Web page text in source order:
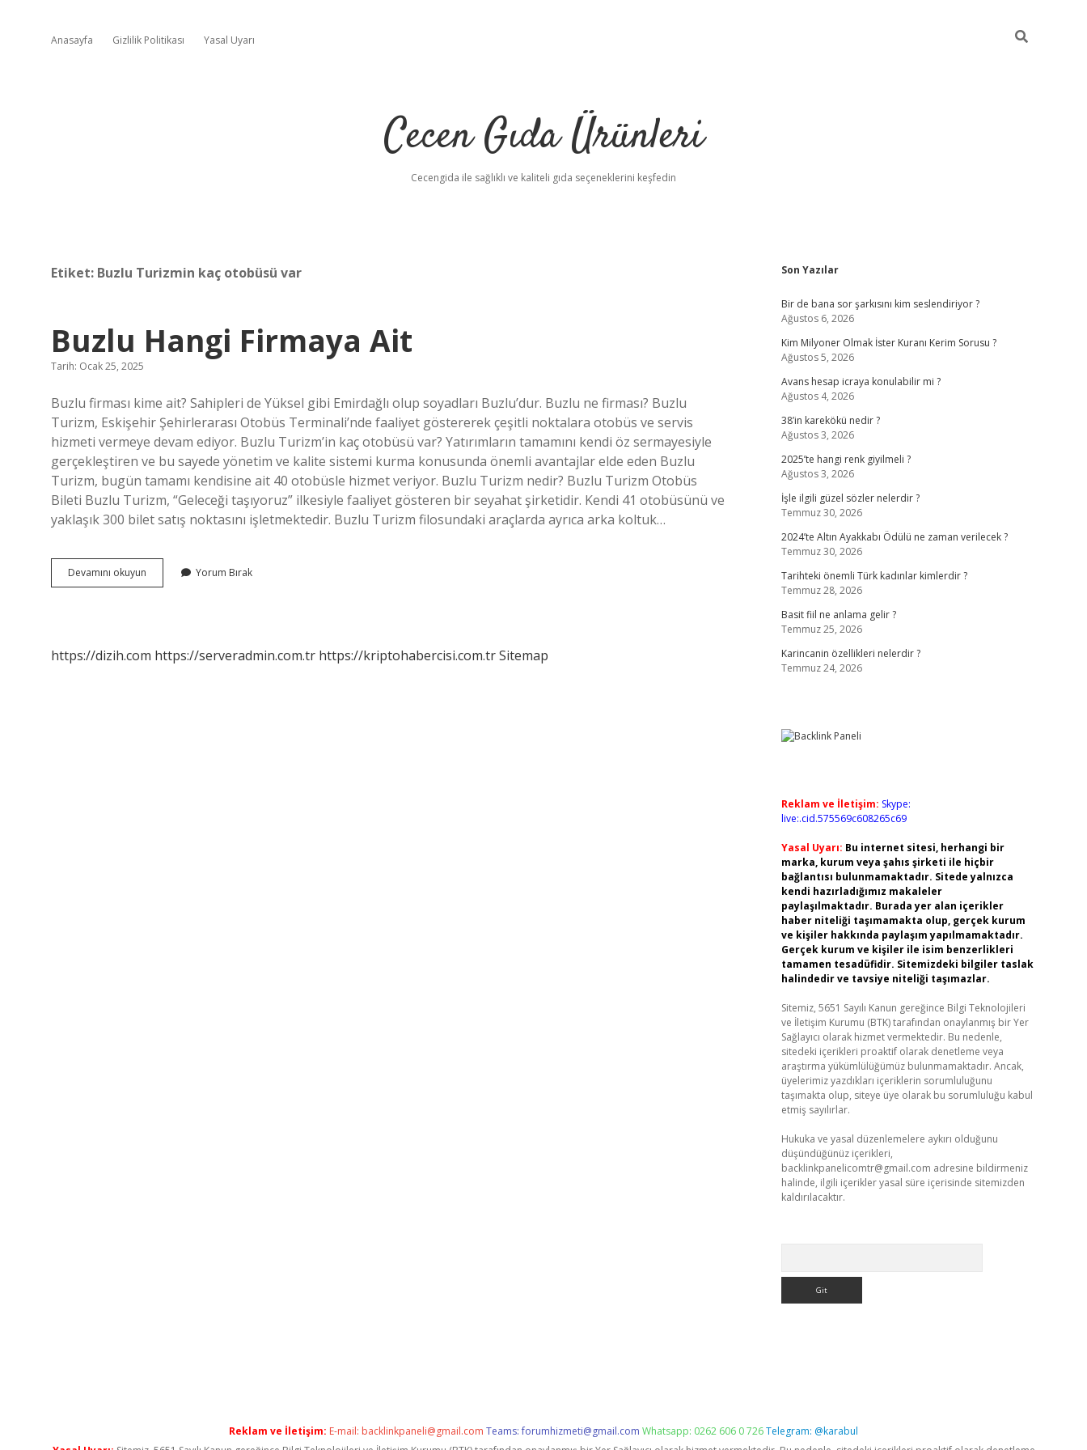
Anasayfa Gizlilik Politikası Yasal Uyarı
Cecen Gıda Ürünleri
Cecengida ile sağlıklı ve kaliteli gıda seçeneklerini keşfedin
Etiket: Buzlu Turizmin kaç otobüsü var
Buzlu Hangi Firmaya Ait
Tarih: Ocak 25, 2025
Buzlu firması kime ait? Sahipleri de Yüksel gibi Emirdağlı olup soyadları Buzlu’dur. Buzlu ne firması? Buzlu
Turizm, Eskişehir Şehirlerarası Otobüs Terminali’nde faaliyet göstererek çeşitli noktalara otobüs ve servis
hizmeti vermeye devam ediyor. Buzlu Turizm’in kaç otobüsü var? Yatırımların tamamını kendi öz sermayesiyle
gerçekleştiren ve bu sayede yönetim ve kalite sistemi kurma konusunda önemli avantajlar elde eden Buzlu
Turizm, bugün tamamı kendisine ait 40 otobüsle hizmet veriyor. Buzlu Turizm nedir? Buzlu Turizm Otobüs
Bileti Buzlu Turizm, “Geleceği taşıyoruz” ilkesiyle faaliyet gösteren bir seyahat şirketidir. Kendi 41 otobüsünü ve
yaklaşık 300 bilet satış noktasını işletmektedir. Buzlu Turizm filosundaki araçlarda ayrıca arka koltuk…
Devamını okuyun
Hangi
Yorum Bırak
https://dizih.com https://serveradmin.com.tr https://kriptohabercisi.com.trSitemap
Sidebar
Son Yazılar
Bir de bana sor şarkısını kim seslendiriyor ?
Ağustos 6, 2026
Kim Milyoner Olmak İster Kuranı Kerim Sorusu ?
Ağustos 5, 2026
Avans hesap icraya konulabilir mi ?
Ağustos 4, 2026
38’in karekökü nedir ?
Ağustos 3, 2026
2025’te hangi renk giyilmeli ?
Ağustos 3, 2026
İşle ilgili güzel sözler nelerdir ?
Temmuz 30, 2026
2024’te Altın Ayakkabı Ödülü ne zaman verilecek ?
Temmuz 30, 2026
Tarihteki önemli Türk kadınlar kimlerdir ?
Temmuz 28, 2026
Basit fiil ne anlama gelir ?
Temmuz 25, 2026
Karincanin özellikleri nelerdir ?
Temmuz 24, 2026
Reklam ve İletişim: Skype:
live:.cid.575569c608265c69
Yasal Uyarı: Bu internet sitesi, herhangi bir
marka, kurum veya şahıs şirketi ile hiçbir
bağlantısı bulunmamaktadır. Sitede yalnızca
kendi hazırladığımız makaleler
paylaşılmaktadır. Burada yer alan içerikler
haber niteliği taşımamakta olup, gerçek kurum
ve kişiler hakkında paylaşım yapılmamaktadır.
Gerçek kurum ve kişiler ile isim benzerlikleri
tamamen tesadüfidir. Sitemizdeki bilgiler taslak
halindedir ve tavsiye niteliği taşımazlar.
Sitemiz, 5651 Sayılı Kanun gereğince Bilgi Teknolojileri
ve İletişim Kurumu (BTK) tarafından onaylanmış bir Yer
Sağlayıcı olarak hizmet vermektedir. Bu nedenle,
sitedeki içerikleri proaktif olarak denetleme veya
araştırma yükümlülüğümüz bulunmamaktadır. Ancak,
üyelerimiz yazdıkları içeriklerin sorumluluğunu
taşımakta olup, siteye üye olarak bu sorumluluğu kabul
etmiş sayılırlar.
Hukuka ve yasal düzenlemelere aykırı olduğunu
düşündüğünüz içerikleri,
backlinkpanelicomtr@gmail.com adresine bildirmeniz
halinde, ilgili içerikler yasal süre içerisinde sitemizden
kaldırılacaktır.
Reklam ve İletişim: E-mail: backlinkpaneli@gmail.com Teams:forumhizmeti@gmail.com Whatsapp: 0262 606 0 726Telegram: @karabul